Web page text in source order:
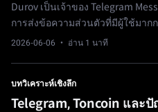
Durov เป็นเจ้าของ Telegram
การส่งข้อความส่วนตัวที่มีผู้ใช้มากก
2026-06-06 · อ่าน 1 นาที
บทวิเคราะห์เชิงลึก
Telegram, Toncoin และ